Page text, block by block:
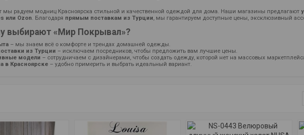
мы радуем модниц Красноярска стильной и качественной одеждой для дома. Наши магазины предлагают
или Ozon. Благодаря прямым поставкам из Турции, мы гарантируем доступные цены, эксклюзивный
выбирают «Мир Покрывал»?
– мы знаем всё о комфорте и трендах домашней одежды.
из Турции – исключаем посредников, чтобы предложить вам лучшие цены.
модели – сотрудничаем с дизайнерами, чтобы создать одежду, которой нет на массовых
в Красноярске– удобно примерить и выбрать идеальный вариант.